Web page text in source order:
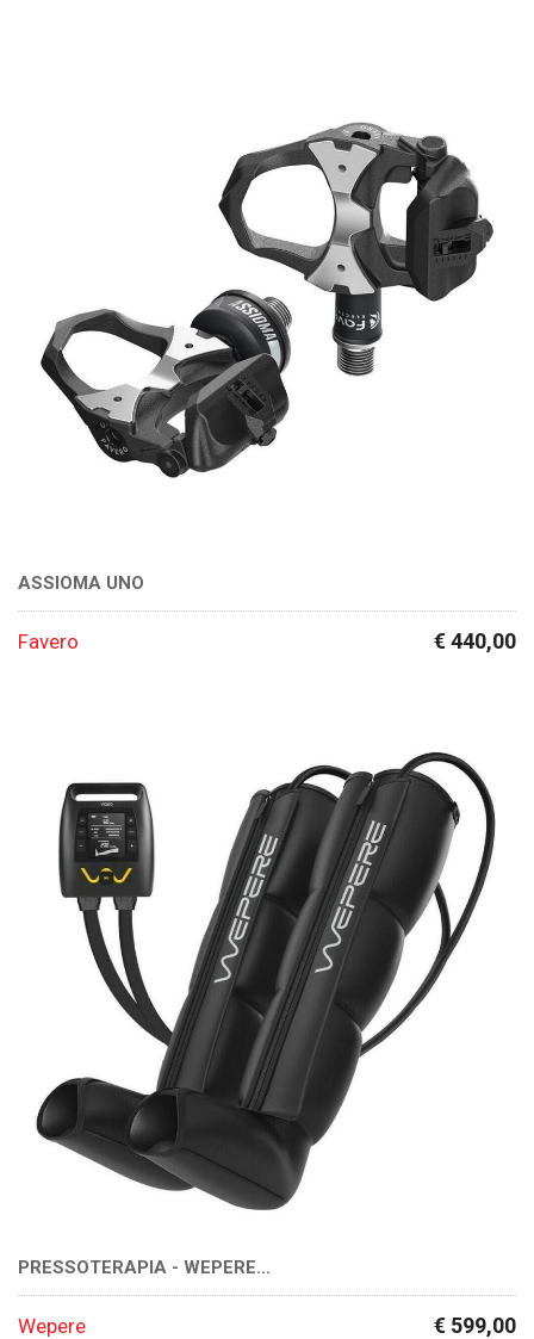
ASSIOMA UNO
Favero € 440,00
PRESSOTERAPIA - WEPERE...
Wepere € 599,00